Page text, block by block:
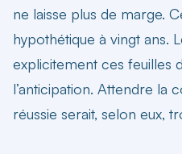
ne laisse plus de marge.
hypothétique à vingt ans.
explicitement ces feuilles
l’anticipation. Attendre la
réussie serait, selon eux,